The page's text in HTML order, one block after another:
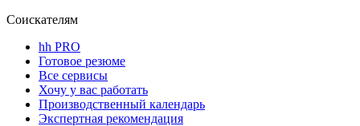
Соискателям
hh PRO
Готовое резюме
Все сервисы
Хочу у вас работать
Производственный календарь
Экспертная рекомендация